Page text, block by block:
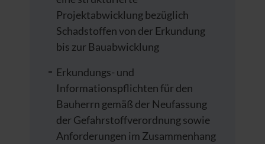
Projektabwicklung bezüglich
Schadstoffen von der Erkundung
bis zur Bauabwicklung
Erkundungs- und
Informationspflichten für den
Bauherrn gemäß der Neufassung
der Gefahrstoffverordnung sowie
Anforderungen im Zusammenhang